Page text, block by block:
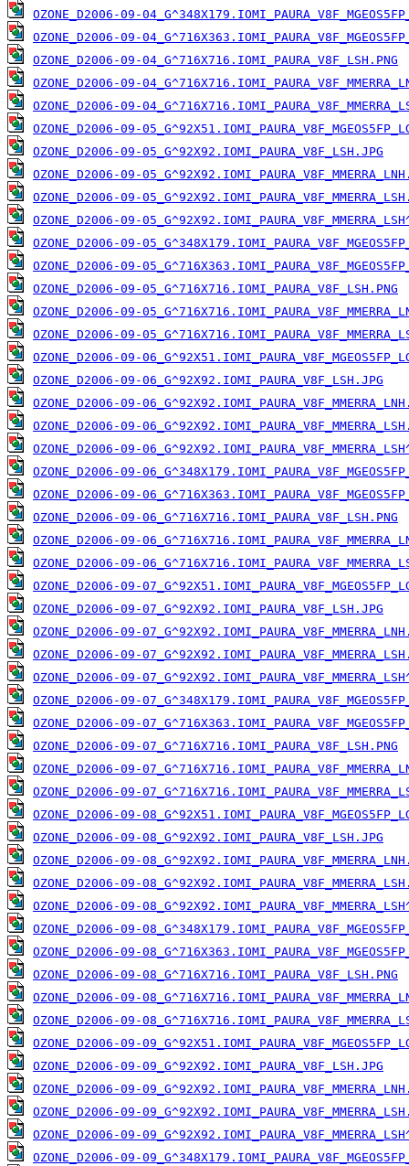
OZONE_D2006-09-
OZONE_D2006-09-
OZONE_D2006-09-04_G^716X716.IOMI_PAURA_V8F_LSH.PNG
OZONE_D2006-09-
OZONE_D2006-09-
OZONE_D2006-09-
OZONE_D2006-09-05_G^92X92.IOMI_PAURA_V8F_LSH.JPG
OZONE_D2006-09-
OZONE_D2006-09-
OZONE_D2006-09-
OZONE_D2006-09-
OZONE_D2006-09-
OZONE_D2006-09-05_G^716X716.IOMI_PAURA_V8F_LSH.PNG
OZONE_D2006-09-
OZONE_D2006-09-
OZONE_D2006-09-
OZONE_D2006-09-06_G^92X92.IOMI_PAURA_V8F_LSH.JPG
OZONE_D2006-09-
OZONE_D2006-09-
OZONE_D2006-09-
OZONE_D2006-09-
OZONE_D2006-09-
OZONE_D2006-09-06_G^716X716.IOMI_PAURA_V8F_LSH.PNG
OZONE_D2006-09-
OZONE_D2006-09-
OZONE_D2006-09-
OZONE_D2006-09-07_G^92X92.IOMI_PAURA_V8F_LSH.JPG
OZONE_D2006-09-
OZONE_D2006-09-
OZONE_D2006-09-
OZONE_D2006-09-
OZONE_D2006-09-
OZONE_D2006-09-07_G^716X716.IOMI_PAURA_V8F_LSH.PNG
OZONE_D2006-09-
OZONE_D2006-09-
OZONE_D2006-09-
OZONE_D2006-09-08_G^92X92.IOMI_PAURA_V8F_LSH.JPG
OZONE_D2006-09-
OZONE_D2006-09-
OZONE_D2006-09-
OZONE_D2006-09-
OZONE_D2006-09-
OZONE_D2006-09-08_G^716X716.IOMI_PAURA_V8F_LSH.PNG
OZONE_D2006-09-
OZONE_D2006-09-
OZONE_D2006-09-
OZONE_D2006-09-09_G^92X92.IOMI_PAURA_V8F_LSH.JPG
OZONE_D2006-09-
OZONE_D2006-09-
OZONE_D2006-09-
OZONE_D2006-09-